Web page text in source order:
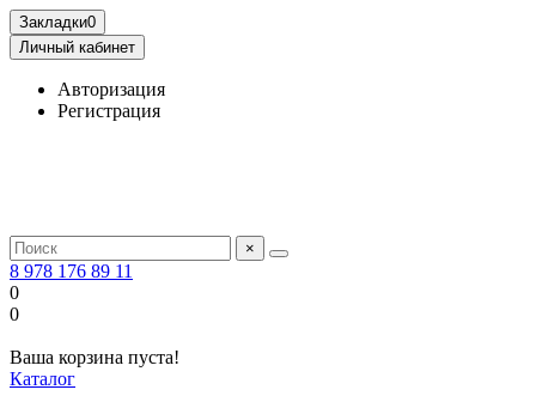
Закладки0
Личный кабинет
Авторизация
Регистрация
×
8 978 176 89 11
0
0
Ваша корзина пуста!
Каталог